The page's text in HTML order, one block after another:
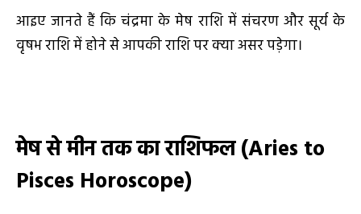
आइए जानते हैं कि चंद्रमा के मेष राशि में संचरण और सूर्य के
वृषभ राशि में होने से आपकी राशि पर क्या असर पड़ेगा।
मेष से मीन तक का राशिफल (Aries to
Pisces Horoscope)